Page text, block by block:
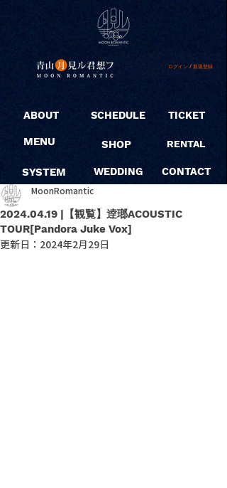
ログイン / 新規登録
ABOUT
MENU
SYSTEM
SCHEDULE
SHOP
WEDDING
TICKET
RENTAL
CONTACT
2024.04.19 |【観覧】逹瑯ACOUSTIC
TOUR[Pandora Juke Vox]
MoonRomantic
更新日： 2024年2月29日